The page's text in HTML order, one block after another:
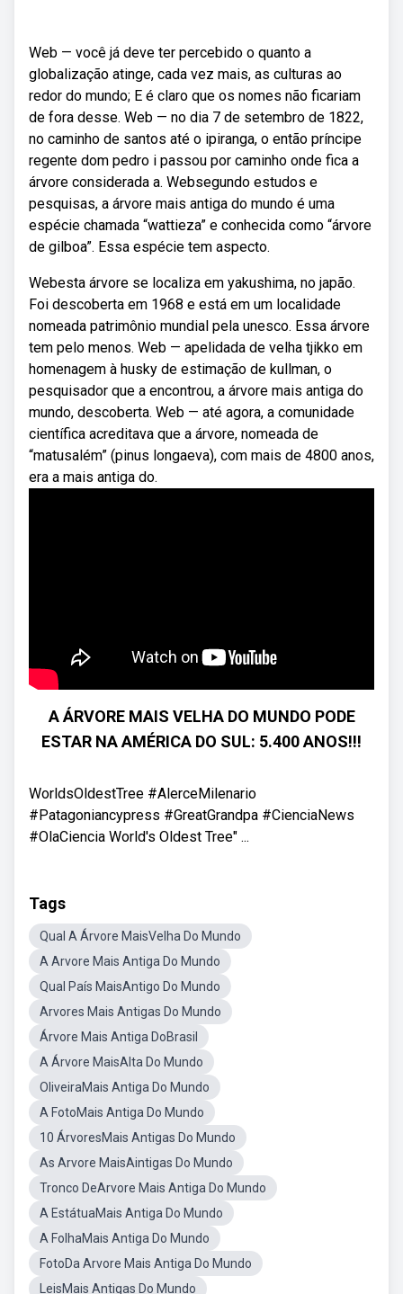
Web — você já deve ter percebido o quanto a
globalização atinge, cada vez mais, as culturas ao
redor do mundo; E é claro que os nomes não ficariam
de fora desse. Web — no dia 7 de setembro de 1822,
no caminho de santos até o ipiranga, o então príncipe
regente dom pedro i passou por caminho onde fica a
árvore considerada a. Websegundo estudos e
pesquisas, a árvore mais antiga do mundo é uma
espécie chamada “wattieza” e conhecida como “árvore
de gilboa”. Essa espécie tem aspecto.
Webesta árvore se localiza em yakushima, no japão.
Foi descoberta em 1968 e está em um localidade
nomeada patrimônio mundial pela unesco. Essa árvore
tem pelo menos. Web — apelidada de velha tjikko em
homenagem à husky de estimação de kullman, o
pesquisador que a encontrou, a árvore mais antiga do
mundo, descoberta. Web — até agora, a comunidade
científica acreditava que a árvore, nomeada de
“matusalém” (pinus longaeva), com mais de 4800 anos,
era a mais antiga do.
A ÁRVORE MAIS VELHA DO MUNDO PODE
ESTAR NA AMÉRICA DO SUL: 5.400 ANOS!!!
WorldsOldestTree #AlerceMilenario
#Patagoniancypress #GreatGrandpa #CienciaNews
#OlaCiencia World's Oldest Tree" ...
Tags
Qual A Árvore MaisVelha Do Mundo
A Arvore Mais Antiga Do Mundo
Qual País MaisAntigo Do Mundo
Arvores Mais Antigas Do Mundo
Árvore Mais Antiga DoBrasil
A Árvore MaisAlta Do Mundo
OliveiraMais Antiga Do Mundo
A FotoMais Antiga Do Mundo
10 ÁrvoresMais Antigas Do Mundo
As Arvore MaisAintigas Do Mundo
Tronco DeArvore Mais Antiga Do Mundo
A EstátuaMais Antiga Do Mundo
A FolhaMais Antiga Do Mundo
FotoDa Arvore Mais Antiga Do Mundo
LeisMais Antigas Do Mundo